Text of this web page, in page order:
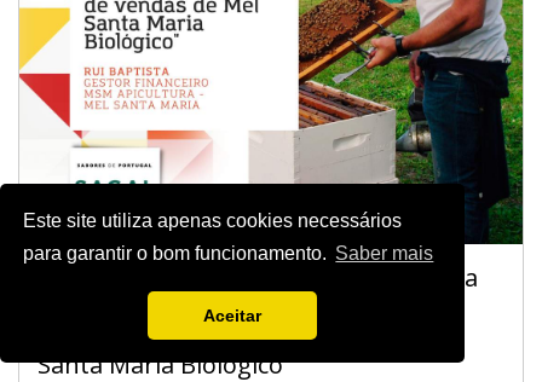
Este site utiliza apenas cookies necessários
para garantir o bom funcionamento. Saber mais
Aceitar
Mel Santa Maria: “A SAGALEXPO é uma
montra importante na nossa
internacionalização de vendas de Mel
Santa Maria Biológico”